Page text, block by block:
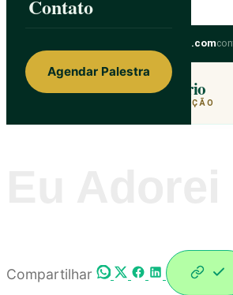
Skip to content
ainorfloterio@gmail.com
Ainor Lotério
MENTE & CORAÇÃO
Contato
Agendar Palestra
Compartilhar